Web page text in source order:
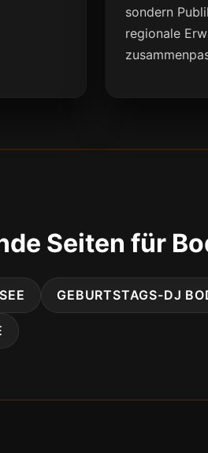
sondern
regionale
Seiten für
GEBURTSTAGS-DJ